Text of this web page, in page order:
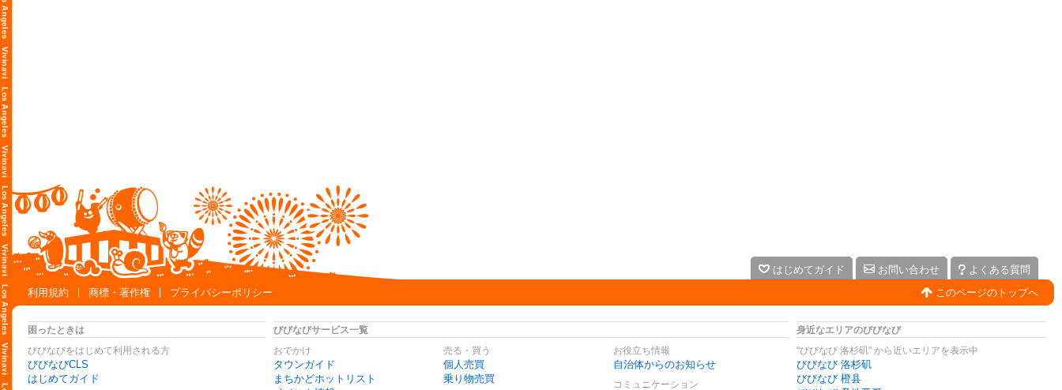
はじめてガイド お問い合わせ
よくある質問
利用規約
商標・著作権 プライバシーポリシー このページのトップへ
困ったときは
びびなびをはじめて利用される方
びびなびCLS
はじめてガイド
びびなびサービス一覧
おでかけ
タウンガイド
まちかどホットリスト
売る・買う
個人売買
乗り物売買
お役立ち情報
自治体からのお知らせ
コミュニケーション
身近なエリアのびびなび
"びびなび 洛杉矶" から近いエリアを表示中
びびなび 洛杉矶
びびなび 橙县